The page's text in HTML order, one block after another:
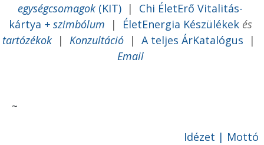
egységcsomagok (KIT) | Chi ÉletErő Vitalitás-
kártya + szimbólum | ÉletEnergia Készülékek és
tartózékok | Konzultáció | A teljes ÁrKatalógus |
Email
~
Idézet | Mottó